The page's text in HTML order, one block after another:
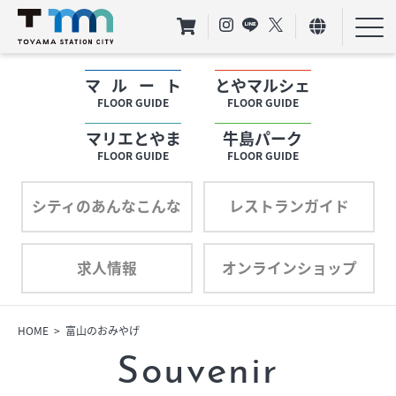
マルート
FLOOR GUIDE
とやマルシェ
FLOOR GUIDE
マリエとやま
FLOOR GUIDE
牛島パーク
FLOOR GUIDE
シティのあんなこんな レストランガイド
求人情報 オンラインショップ
フロアガイド
ショップリスト
プロフィール
フロアガイド
プロフィール
HOME 富山のおみやげ
Souvenir